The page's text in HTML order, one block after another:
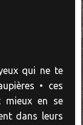
qui ne te
• ces
mieux en se
dans leurs